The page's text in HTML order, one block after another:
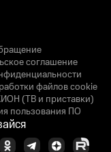
соглашение
файлов cookie
(ТВ и приставки)
пользования ПО